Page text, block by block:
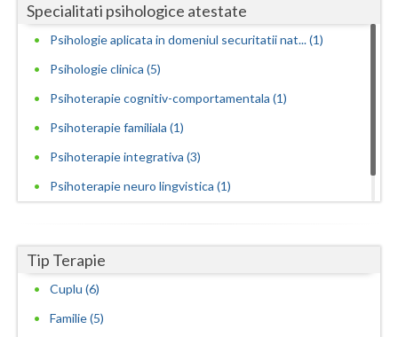
Specialitati psihologice atestate
Psihologie aplicata in domeniul securitatii nat... (1)
Psihologie clinica (5)
Psihoterapie cognitiv-comportamentala (1)
Psihoterapie familiala (1)
Psihoterapie integrativa (3)
Psihoterapie neuro lingvistica (1)
Tip Terapie
Cuplu (6)
Familie (5)